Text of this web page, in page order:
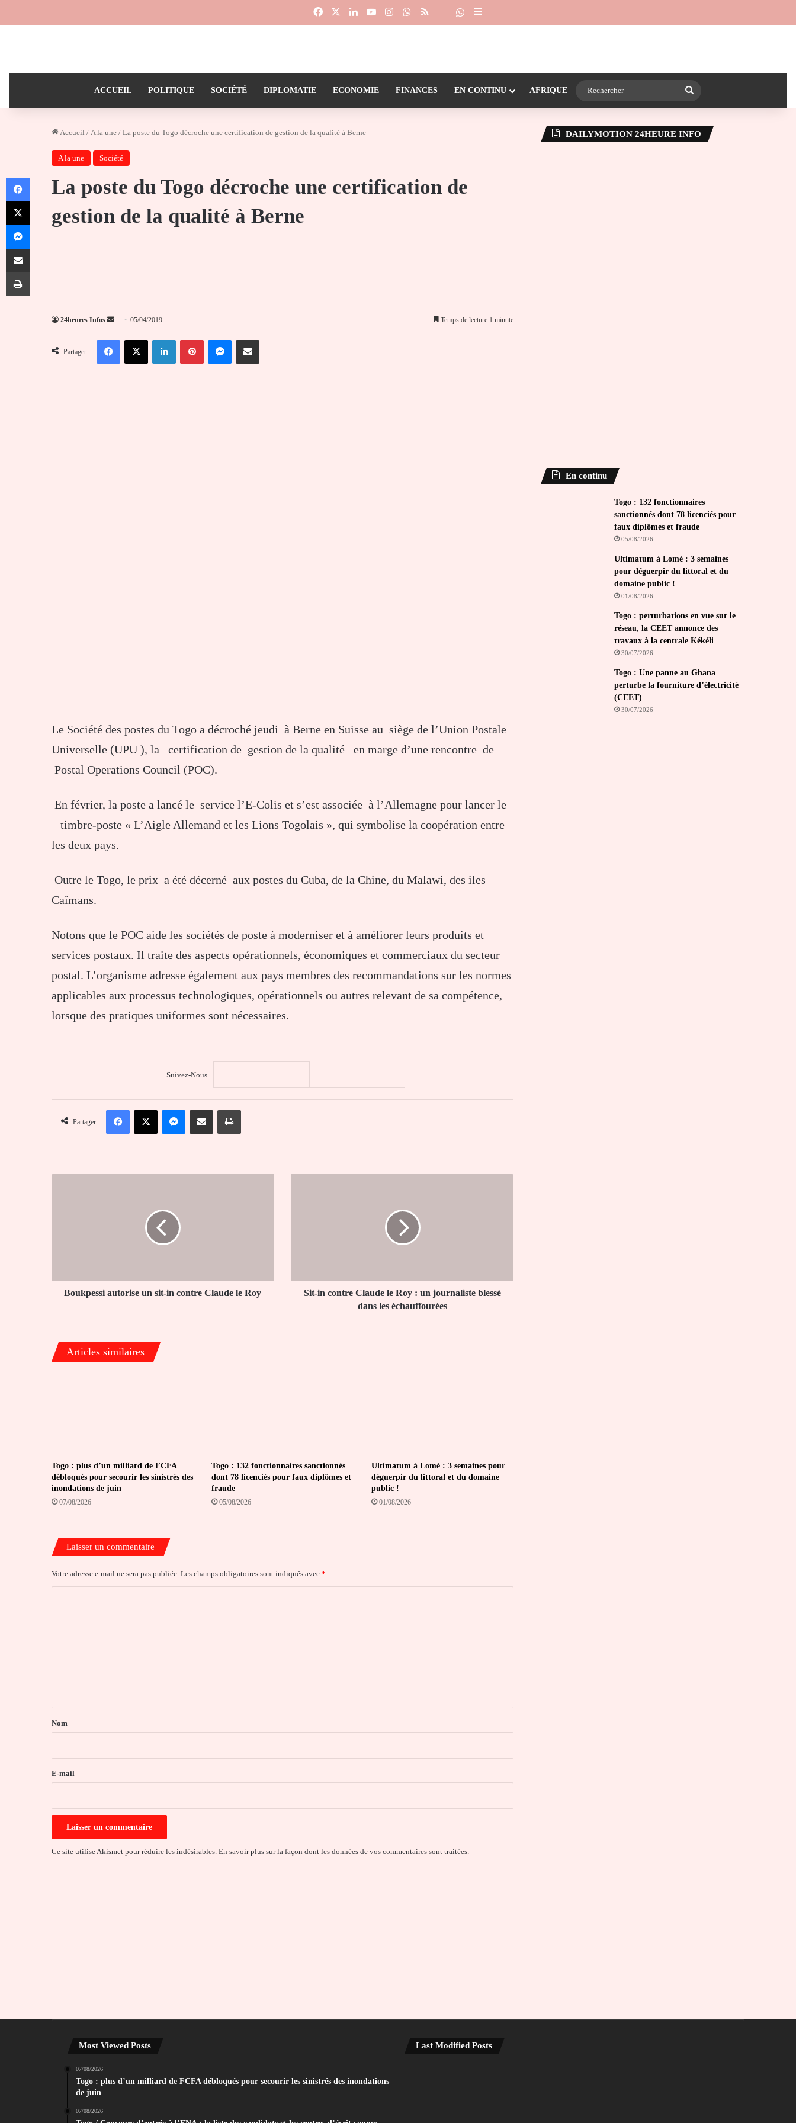
FacebookLinkedinYouTubeInstagramWhatsApp
RSS Dailymotion
Suivre la chaîne 24heureinfo sur WhatsApp
Sidebar (barre latérale)
ACCUEIL POLITIQUE SOCIÉTÉ DIPLOMATIE ECONOMIE FINANCES EN CONTINU AFRIQUE
Accueil / A la une / La poste du Togo décroche une certification de gestion de la qualité à Berne
A la une Société
La poste du Togo décroche une certification de
gestion de la qualité à Berne
24heures Infos
Envoyer
courriel
05/04/2019 Temps de lecture 1 minute
Partager
FacebookX LinkedinPinterestMessengerPartager par email
Le Société des postes du Togo a décroché jeudi à Berne en Suisse au siège de l’Union Postale
Universelle (UPU ), la certification de gestion de la qualité en marge d’une rencontre de
Postal Operations Council (POC).
En février, la poste a lancé le service l’E-Colis et s’est associée à l’Allemagne pour lancer le
timbre-poste « L’Aigle Allemand et les Lions Togolais », qui symbolise la coopération entre
les deux pays.
Outre le Togo, le prix a été décerné aux postes du Cuba, de la Chine, du Malawi, des iles
Caïmans.
Notons que le POC aide les sociétés de poste à moderniser et à améliorer leurs produits et
services postaux. Il traite des aspects opérationnels, économiques et commerciaux du secteur
postal. L’organisme adresse également aux pays membres des recommandations sur les normes
applicables aux processus technologiques, opérationnels ou autres relevant de sa compétence,
lorsque des pratiques uniformes sont nécessaires.
Suivez-Nous
Partager
FacebookX MessengerPartager par email Imprimer
Roy
Boukpessi autorise un sit-in contre Claude le Roy
journaliste
blesséSit-in contre Claude le Roy : un journaliste blessé
dans les échauffourées
Articles similaires
Togo : plus d’un milliard de FCFA
débloqués pour secourir les sinistrés des
inondations de juin
07/08/2026
Togo : 132 fonctionnaires sanctionnés
dont 78 licenciés pour faux diplômes et
fraude
05/08/2026
Ultimatum à Lomé : 3 semaines pour
déguerpir du littoral et du domaine
public !
01/08/2026
Laisser un commentaire
Votre adresse e-mail ne sera pas publiée. Les champs obligatoires sont indiqués avec *
a
e
Nom
E-mail
Ce site utilise Akismet pour réduire les indésirables. En savoir plus sur la façon dont les données de vos commentaires sont traitées
DAILYMOTION 24HEURE INFO
En continu
Togo : 132 fonctionnaires
sanctionnés dont 78 licenciés pour
faux diplômes et fraude
05/08/2026
Ultimatum à Lomé : 3 semaines
pour déguerpir du littoral et du
domaine public !
01/08/2026
Togo : perturbations en vue sur le
réseau, la CEET annonce des
travaux à la centrale Kékéli
30/07/2026
Togo : Une panne au Ghana
perturbe la fourniture d’électricité
(CEET)
30/07/2026
Most Viewed Posts
07/08/2026
Togo : plus d’un milliard de FCFA débloqués pour secourir les sinistrés des inondations
de juin
07/08/2026
Last Modified Posts
Facebook
X
Messenger
Partager par email